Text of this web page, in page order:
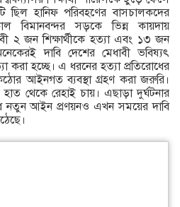
ছিল হানিফ পরিবহণের বাসচালকদের
বিমানবন্দর সড়কে ভিন্ন কায়দায়
২ জন শিক্ষার্থীকে হত্যা এবং ১৩ জন
দাবি দেশের মেধাবী ভবিষ্যৎ
করা হচ্ছে। এ ধরনের হত্যা প্রতিরোধের
আইনগত ব্যবস্থা গ্রহণ করা জরুরি।
থেকে রেহাই চায়। এছাড়া দুর্ঘটনার
নতুন আইন প্রণয়নও এখন সময়ের দাবি